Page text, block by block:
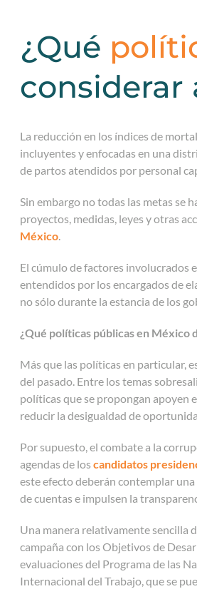
¿Qué
considerar
La reducción en los índices de
incluyentes y enfocadas en una
de partos atendidos por personal
Sin embargo no todas las metas se
proyectos, medidas, leyes y otras
México.
El cúmulo de factores involucrados
entendidos por los encargados de
no sólo durante la estancia de los
¿Qué políticas públicas en México
Más que las políticas en particular,
del pasado. Entre los temas
políticas que se propongan apoyen
reducir la desigualdad de
Por supuesto, el combate a la
agendas de los candidatos
este efecto deberán contemplar
de cuentas e impulsen la
Una manera relativamente sencilla
campaña con los Objetivos de
evaluaciones del Programa de las
Internacional del Trabajo, que se